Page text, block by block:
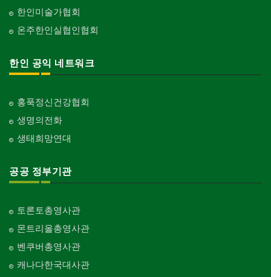
한인미술가협회
온주한인실협인협회
한인 공익 네트워크
홍푹정신건강협회
생명의전화
생태희망연대
공공 정부기관
토론토총영사관
몬트리올총영사관
벤쿠버총영사관
캐나다한국대사관